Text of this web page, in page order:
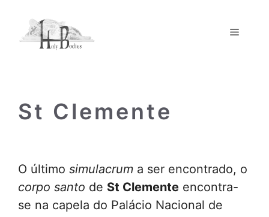
conteúdo
Menu
St Clemente
O último simulacrum a ser encontrado, o
corpo santo de St Clemente encontra-
se na capela do Palácio Nacional de